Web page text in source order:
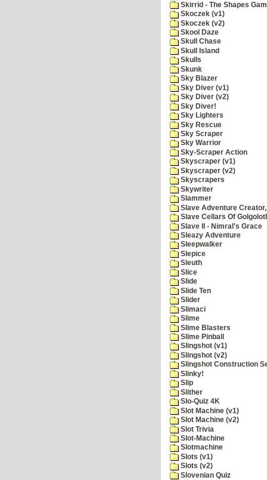
Skirrid - The Shapes
Skoczek (v1)
Skoczek (v2)
Skool Daze
Skull Chase
Skull Island
Skulls
Skunk
Sky Blazer
Sky Diver (v1)
Sky Diver (v2)
Sky Diver!
Sky Lighters
Sky Rescue
Sky Scraper
Sky Warrior
Sky-Scraper Action
Skyscraper (v1)
Skyscraper (v2)
Skyscrapers
Skywriter
Slammer
Slave Adventure Creator,
Slave Cellars Of
Slave II - Nimral's Grace
Sleazy Adventure
Sleepwalker
Slepice
Sleuth
Slice
Slide
Slide Ten
Slider
Slimaci
Slime
Slime Blasters
Slime Pinball
Slingshot (v1)
Slingshot (v2)
Slingshot Construction
Slinky!
Slip
Slither
Slo-Quiz 4K
Slot Machine (v1)
Slot Machine (v2)
Slot Trivia
Slot-Machine
Slotmachine
Slots (v1)
Slots (v2)
Slovenian Quiz